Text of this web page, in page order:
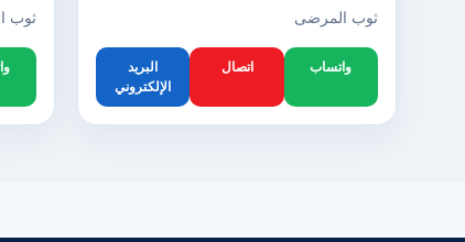
ثوب المرضى
واتساب اتصال
البريد
الإلكتروني
ثوب